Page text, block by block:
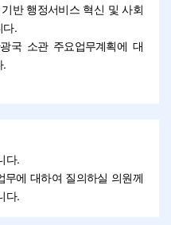
반 행정서비스 혁신 및 사회
다.
국 소관 주요업무계획에 대
.
다.
에 대하여 질의하실 의원께
다.